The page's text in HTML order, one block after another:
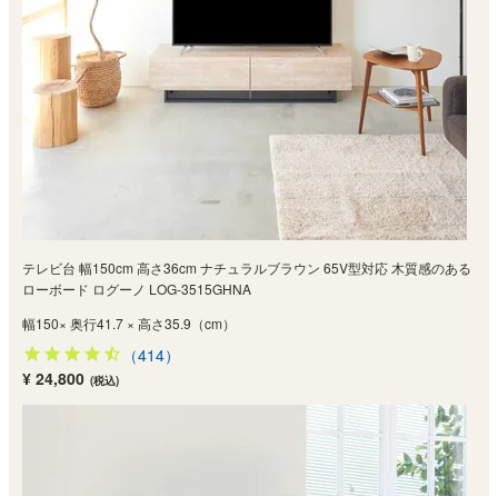
テレビ台 幅150cm 高さ36cm ナチュラルブラウン 65V型対応 木質感のある
ローボード ログーノ LOG-3515GHNA
幅150× 奥行41.7 × 高さ35.9（cm）
（414）
¥ 24,800 (税込)